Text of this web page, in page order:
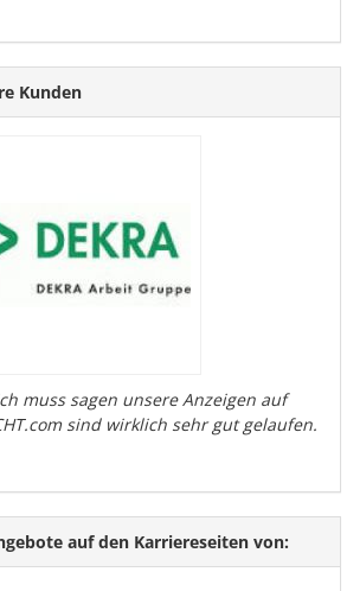
Kunden
muss sagen unsere Anzeigen auf
sind wirklich sehr gut gelaufen.
auf den Karriereseiten von: